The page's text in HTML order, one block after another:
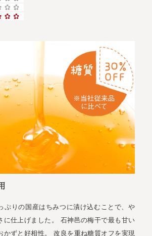
ぷりの国産はちみつに漬け込むことで、や
に仕上げました。 石神邑の梅干で最も甘い
かずと好相性。 改良を重ね糖質オフを実現